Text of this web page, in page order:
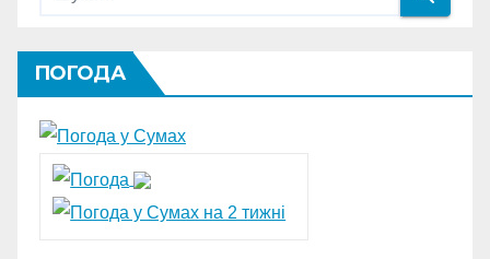
ПОГОДА